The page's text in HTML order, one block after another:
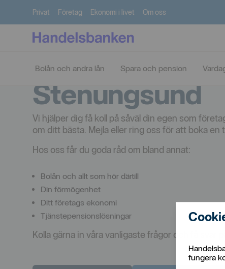
fungera
Privat Företag Ekonomi i livet Om oss
Bolån och andra lån Spara och pension
Stenungsund
Vi hjälper dig få koll på såväl din egen som
om ditt bästa. Mejla eller ring oss för att boka en
Hos oss får du goda råd om bland annat:
Bolån och allt som hör därtill
Din förmögenhet
Ditt företags ekonomi
Tjänstepensionslösningar
Kolla gärna in våra vanligaste frågor och få svar